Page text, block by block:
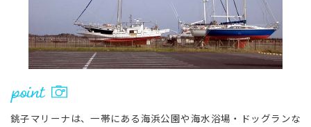
銚子マリーナは、一帯にある海浜公園や海水浴場・ドッグランな